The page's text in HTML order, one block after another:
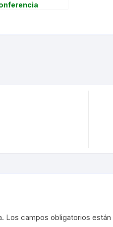
Los campos obligatorios